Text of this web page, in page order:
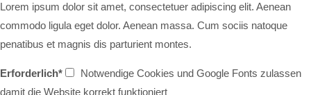
Lorem ipsum dolor sit amet, consectetuer adipiscing elit. Aenean
commodo ligula eget dolor. Aenean massa. Cum sociis natoque
penatibus et magnis dis parturient montes.
Erforderlich*
Notwendige Cookies und Google Fonts zulassen
damit die Website korrekt funktioniert